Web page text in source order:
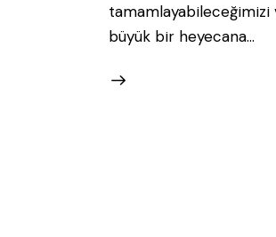
tamamlayabileceğimizi
büyük bir heyecana…